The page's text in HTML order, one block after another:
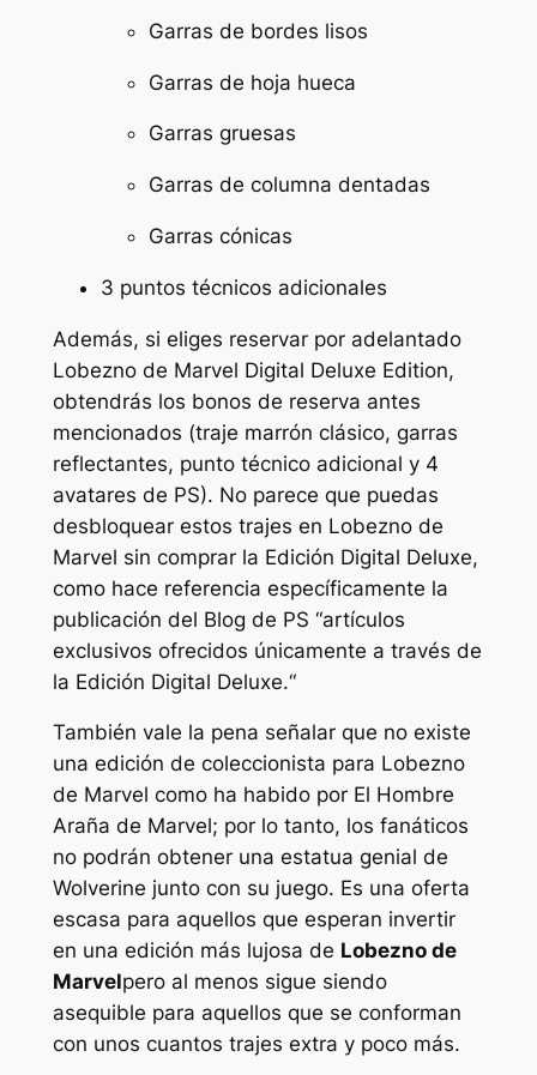
Garras de bordes lisos
Garras de hoja hueca
Garras gruesas
Garras de columna dentadas
Garras cónicas
3 puntos técnicos adicionales
Además, si eliges reservar por adelantado
Lobezno de Marvel Digital Deluxe Edition,
obtendrás los bonos de reserva antes
mencionados (traje marrón clásico, garras
reflectantes, punto técnico adicional y 4
avatares de PS). No parece que puedas
desbloquear estos trajes en Lobezno de
Marvel sin comprar la Edición Digital Deluxe,
como hace referencia específicamente la
publicación del Blog de PS “artículos
exclusivos ofrecidos únicamente a través de
la Edición Digital Deluxe.“
También vale la pena señalar que no existe
una edición de coleccionista para Lobezno
de Marvel como ha habido porEl Hombre
Araña de Marvel; por lo tanto, los fanáticos
no podrán obtener una estatua genial de
Wolverine junto con su juego. Es una oferta
escasa para aquellos que esperan invertir
en una edición más lujosa de Lobezno de
Marvelpero al menos sigue siendo
asequible para aquellos que se conforman
con unos cuantos trajes extra y poco más.